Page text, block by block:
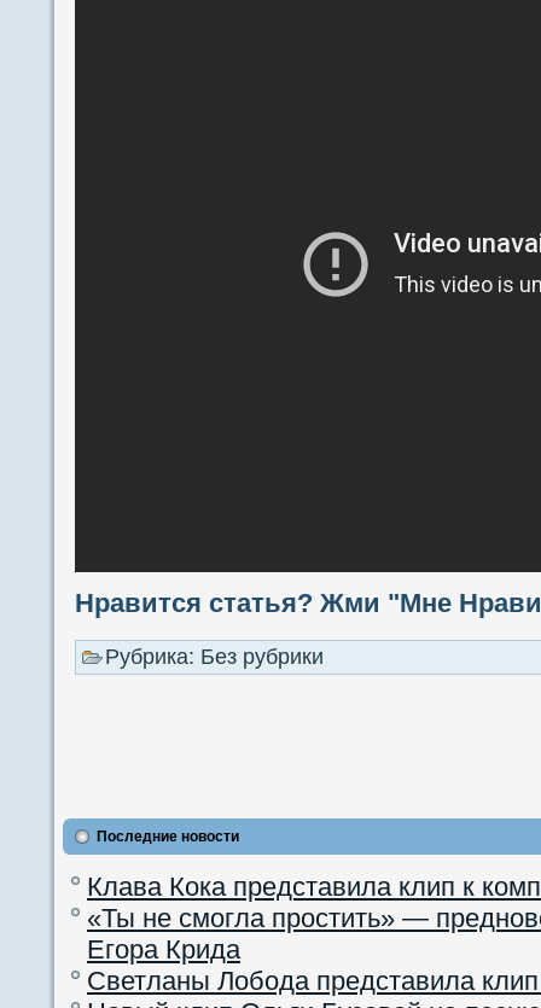
Нравится статья? Жми "Мне
Рубрика: Без рубрики
Последние новости
Клава Кока представила клип к
«Ты не смогла простить» —
Егора Крида
Светланы Лобода представила